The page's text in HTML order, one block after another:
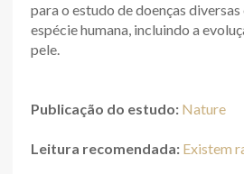
para o estudo de doenças
espécie humana, incluindo a
pele.
Publicação do estudo: Nature
Leitura recomendada: Existem